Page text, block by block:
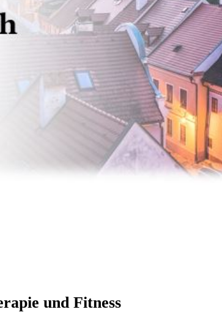
und Fitness